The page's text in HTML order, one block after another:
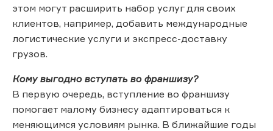
этом могут расширить набор услуг для своих
клиентов, например, добавить международные
логистические услуги и экспресс-доставку
грузов.
Кому выгодно вступать во франшизу?
В первую очередь, вступление во франшизу
помогает малому бизнесу адаптироваться к
меняющимся условиям рынка. В ближайшие годы